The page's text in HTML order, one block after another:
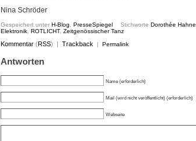
Nina Schröder
Gespeichert unter H-Blog, PresseSpiegel Stichworte Dorothée Hahne
Elektronik, ROTLICHT, Zeitgenössischer Tanz
Kommentar(RSS) | Trackback Permalink
Antworten
Name (erforderlich)
Mail (wird nicht veröffentlicht) (erforderlich)
Webseite